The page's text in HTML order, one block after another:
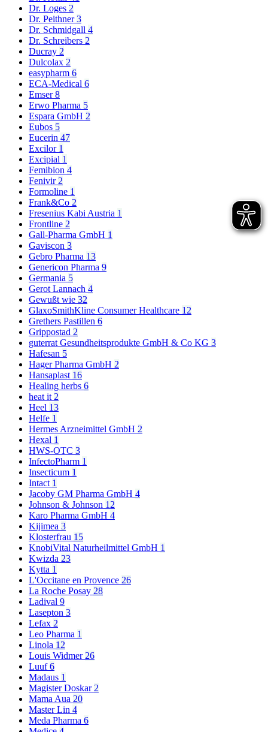
Dr. Loges 2
Dr. Peithner3
Dr. Schmidgall 4
Dr. Schreibers 2
Ducray 2
Dulcolax 2
easypharm 6
ECA-Medical 6
Emser8
Erwo Pharma 5
Espara GmbH 2
Eubos 5
Eucerin 47
Excilor 1
Excipial 1
Femibion 4
Fenivir 2
Formoline 1
Frank&Co 2
Fresenius Kabi Austria 1
Frontline 2
Gall-Pharma GmbH 1
Gaviscon 3
Gebro Pharma 13
Genericon Pharma 9
Germania 5
Gerot Lannach 4
Gewußt wie 32
GlaxoSmithKline Consumer Healthcare 12
Grethers Pastillen 6
Grippostad 2
guterrat Gesundheitsprodukte GmbH & Co KG 3
Hafesan 5
Hager Pharma GmbH 2
Hansaplast 16
Healing herbs 6
heat it 2
Heel 13
Helfe 1
Hermes Arzneimittel GmbH 2
Hexal 1
HWS-OTC 3
InfectoPharm 1
Insecticum 1
Intact 1
Jacoby GM Pharma GmbH 4
Johnson & Johnson 12
Karo Pharma GmbH 4
Kijimea 3
Klosterfrau 15
KnobiVital Naturheilmittel GmbH 1
Kwizda 23
Kytta 1
L'Occitane en Provence 26
La Roche Posay 28
Ladival 9
Lasepton 3
Lefax 2
Leo Pharma 1
Linola 12
Louis Widmer 26
Luuf6
Madaus 1
Magister Doskar 2
Mama Aua 20
Master Lin 4
Meda Pharma 6